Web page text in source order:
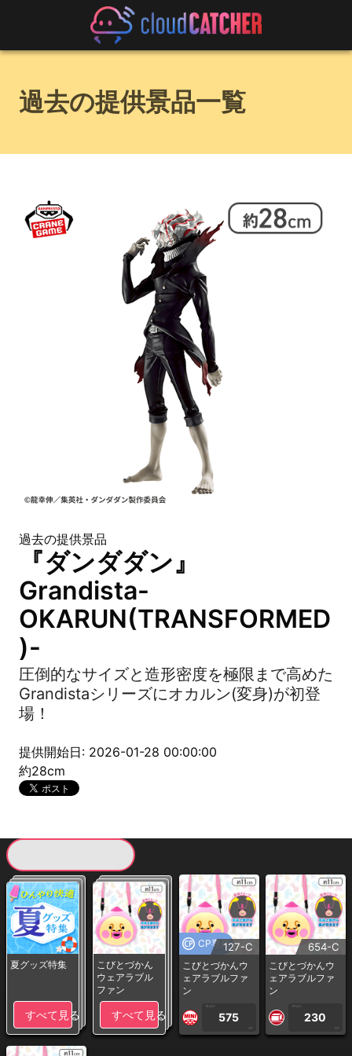
過去の提供景品一覧
過去の提供景品
『ダンダダン』
Grandista-
OKARUN(TRANSFORMED
)-
圧倒的なサイズと造形密度を極限まで高めた
Grandistaシリーズにオカルン(変身)が初登
場！
提供開始日: 2026-01-28 00:00:00
約28cm
夏グッズ特集
すべて見る
こびとづかん
ウェアラブル
ファン
すべて見る
CP専用127-C
こびとづかんウ
ェアラブルファ
ン
1PLAY
575
CP
654-C
こびとづかんウ
ェアラブルファ
ン
1PLAY
230
CP